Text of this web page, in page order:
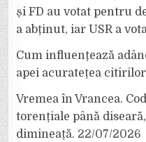
și FD au votat pentru
a abținut, iar USR a
Cum influențează
apei acuratețea
Vremea în Vrancea.
torențiale până
dimineață. 22/07/2026